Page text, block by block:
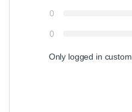
0
0
Only logged in